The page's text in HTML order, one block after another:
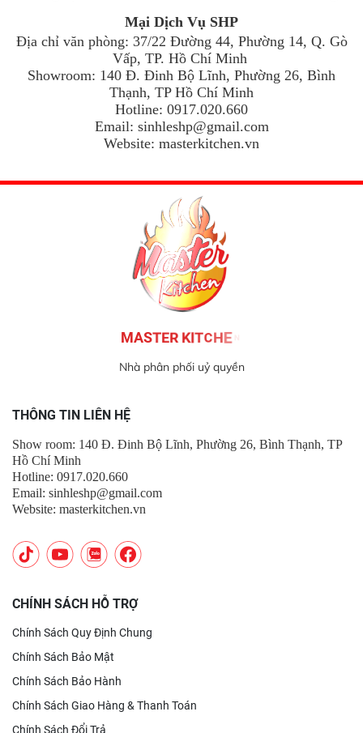
Mại Dịch Vụ SHP
Địa chỉ văn phòng: 37/22 Đường 44, Phường 14, Q. Gò
Vấp, TP. Hồ Chí Minh
Showroom: 140 Đ. Đinh Bộ Lĩnh, Phường 26, Bình
Thạnh, TP Hồ Chí Minh
Hotline: 0917.020.660
Email: sinhleshp@gmail.com
Website: masterkitchen.vn
Nhà phân phối uỷ quyền
THÔNG TIN LIÊN HỆ
Show room: 140 Đ. Đinh Bộ Lĩnh, Phường 26, Bình Thạnh, TP
Hồ Chí Minh
Hotline: 0917.020.660
Email: sinhleshp@gmail.com
Website: masterkitchen.vn
CHÍNH SÁCH HỖ TRỢ
Chính Sách Quy Định Chung
Chính Sách Bảo Mật
Chính Sách Bảo Hành
Chính Sách Giao Hàng & Thanh Toán
Chính Sách Đổi Trả